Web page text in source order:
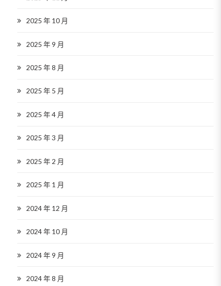
2025 年 10 月
2025 年 9 月
2025 年 8 月
2025 年 5 月
2025 年 4 月
2025 年 3 月
2025 年 2 月
2025 年 1 月
2024 年 12 月
2024 年 10 月
2024 年 9 月
2024 年 8 月